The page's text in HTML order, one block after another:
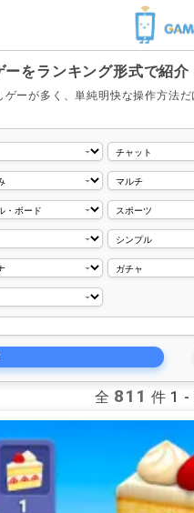
をランキング形式で紹介
ーが多く、単純明快な操作方
全 811 件 1 -